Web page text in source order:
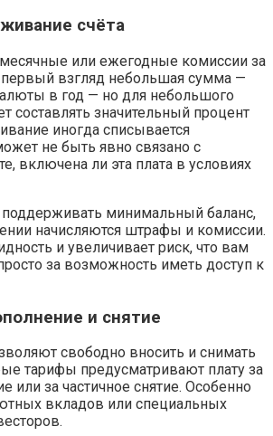
счёта
или ежегодные комиссии за
первый взгляд небольшая сумма —
в год — но для небольшого
составлять значительный процент
иногда списывается
не быть явно связано с
включена ли эта плата в условиях
поддерживать минимальный баланс,
начисляются штрафы и комиссии.
и увеличивает риск, что вам
за возможность иметь доступ к
и снятие
свободно вносить и снимать
тарифы предусматривают плату за
или за частичное снятие. Особенно
вкладов или специальных